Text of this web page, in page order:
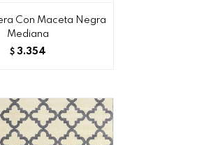
Con Maceta Negra
Mediana
$ 3.354